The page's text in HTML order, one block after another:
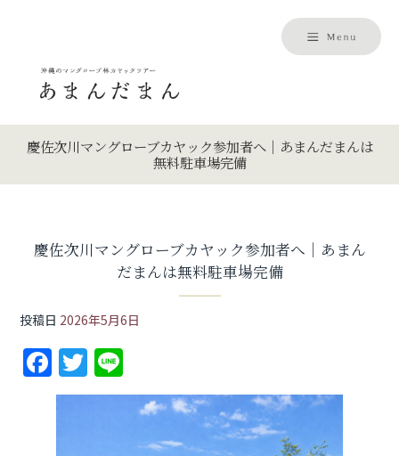
慶佐次川マングローブカヤック参加者へ｜あまんだまんは
無料駐車場完備
慶佐次川マングローブカヤック参加者へ｜あまん
だまんは無料駐車場完備
投稿日 2026年5月6日
F
a
T
w n
e